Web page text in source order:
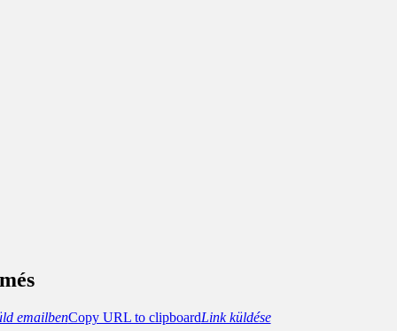
emailbenCopy URL to clipboardLink küldése